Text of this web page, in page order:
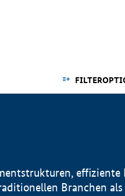
effiziente
Branchen als